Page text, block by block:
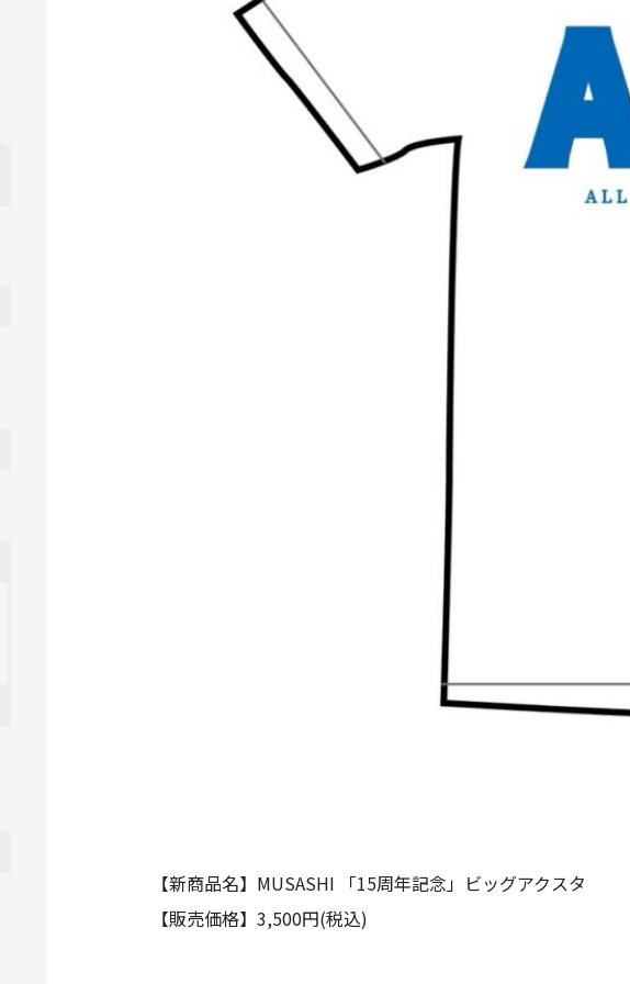
【新商品名】MUSASHI 「15周年記念」ビッグアクスタ
【販売価格】3,500円(税込)